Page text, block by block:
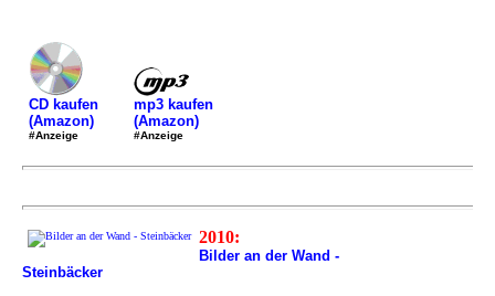
CD kaufen
(Amazon)
#Anzeige
mp3 kaufen
(Amazon)
#Anzeige
2010:
Bilder an der Wand -
Steinbäcker